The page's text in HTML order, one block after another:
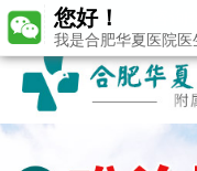
您好！
我是合肥华夏医院医